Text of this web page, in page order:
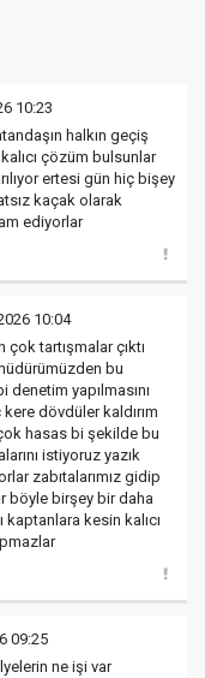
10:23
halkın geçiş
çözüm bulsunlar
ertesi gün hiç bişey
kaçak olarak
ediyorlar
10:04
çok tartışmalar çıktı
bu
denetim yapılmasını
kere dövdüler kaldırım
hasas bi şekilde bu
istiyoruz yazık
zabıtalarımız gidip
böyle birşey bir daha
kaptanlara kesin kalıcı
09:25
ne işi var